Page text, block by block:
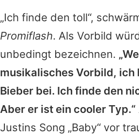
„Ich finde den toll“,
Promiflash. Als Vorbild
unbedingt bezeichnen.
musikalisches Vorbild, ich
Bieber bei. Ich finde den
Aber er ist ein cooler Typ.“
Justins Song „Baby“ vor